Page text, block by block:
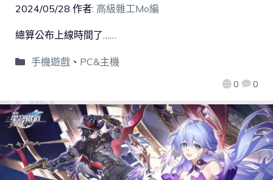
2024/05/28 作者: 高級雜工Mo編
0 0
總算公布上線時間了……
手機遊戲、 PC&主機